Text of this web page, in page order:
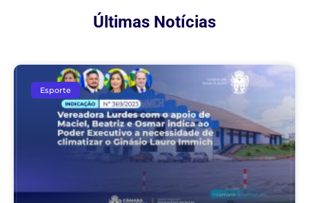
Últimas Notícias
Esporte